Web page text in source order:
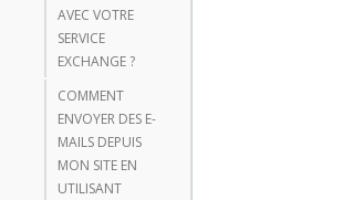
AVEC VOTRE
SERVICE
EXCHANGE ?
COMMENT
ENVOYER DES E-
MAILS DEPUIS
MON SITE EN
UTILISANT